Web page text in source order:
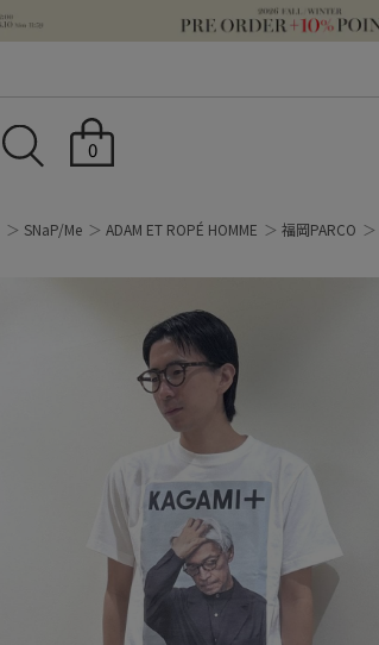
0
SNaP/Me ADAM ET ROPÉ HOMME 福岡PARCO